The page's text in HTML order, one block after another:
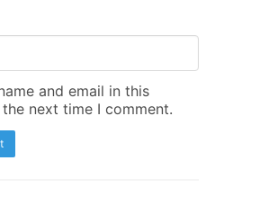
and email in this
next time I comment.